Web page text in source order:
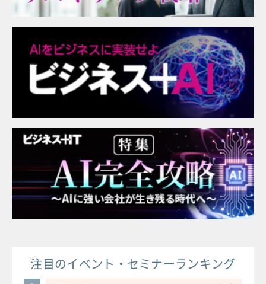
注目のイベント・セミナーランキング